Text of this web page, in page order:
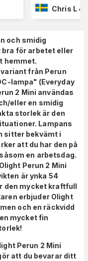
Chris L
och smidig
bra för arbetet eller
hemmet.
från Perun
lampa" (Everyday
2 Mini användas
eller en smidig
storlek är den
Lampans
sitter bekvämt i
att du har den på
en arbetsdag.
Perun 2 Mini
är ynka 54
den mycket kraftfull
erbjuder Olight
och en räckvidd
mycket fin
Perun 2 Mini
att du bevarar ditt